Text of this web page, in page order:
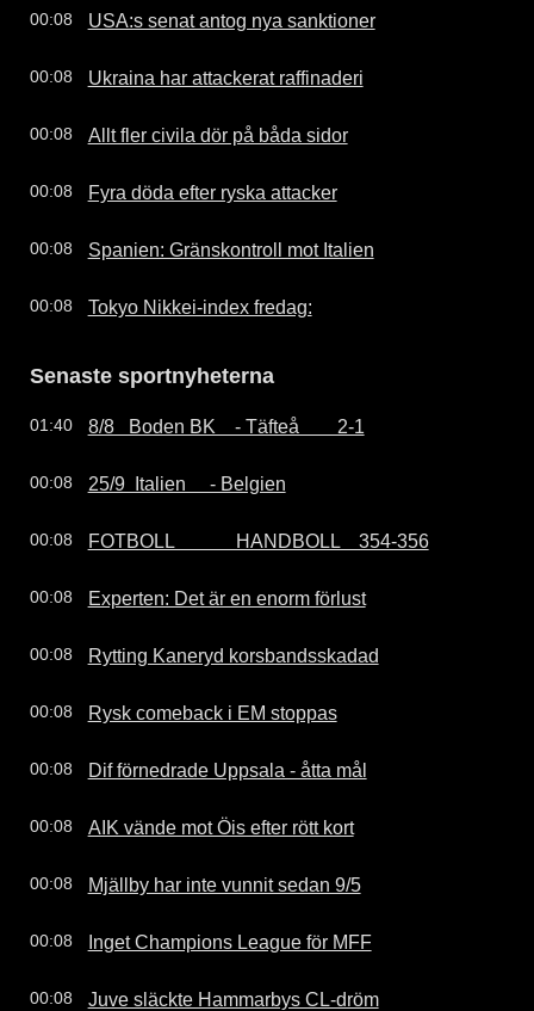
00:08 USA:s senat antog nya sanktioner
00:08 Ukraina har attackerat raffinaderi
00:08 Allt fler civila dör på båda sidor
00:08 Fyra döda efter ryska attacker
00:08 Spanien: Gränskontroll mot Italien
00:08 Tokyo Nikkei-index fredag:
Senaste sportnyheterna
01:40 8/8   Boden BK    - Täfteå        2-1
00:08 25/9  Italien     - Belgien
00:08 FOTBOLL             HANDBOLL    354-356
00:08 Experten: Det är en enorm förlust
00:08 Rytting Kaneryd korsbandsskadad
00:08 Rysk comeback i EM stoppas
00:08 Dif förnedrade Uppsala - åtta mål
00:08 AIK vände mot Öis efter rött kort
00:08 Mjällby har inte vunnit sedan 9/5
00:08 Inget Champions League för MFF
00:08 Juve släckte Hammarbys CL-dröm